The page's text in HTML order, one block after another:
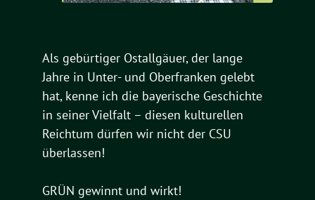
Als gebürtiger Ostallgäuer, der lange
Jahre in Unter- und Oberfranken gelebt
hat, kenne ich die bayerische Geschichte
in seiner Vielfalt – diesen kulturellen
Reichtum dürfen wir nicht der CSU
überlassen!
GRÜN gewinnt und wirkt!